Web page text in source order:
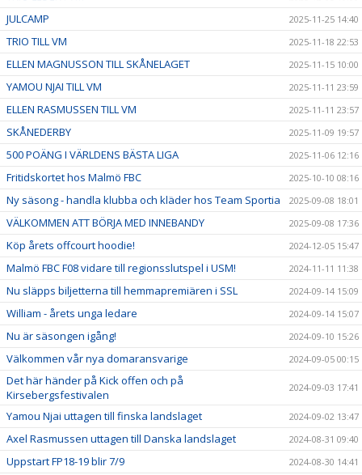
JULCAMP 2025-11-25 14:40
TRIO TILL VM 2025-11-18 22:53
ELLEN MAGNUSSON TILL SKÅNELAGET 2025-11-15 10:00
YAMOU NJAI TILL VM 2025-11-11 23:59
ELLEN RASMUSSEN TILL VM 2025-11-11 23:57
SKÅNEDERBY 2025-11-09 19:57
500 POÄNG I VÄRLDENS BÄSTA LIGA 2025-11-06 12:16
Fritidskortet hos Malmö FBC 2025-10-10 08:16
Ny säsong - handla klubba och kläder hos Team Sportia 2025-09-08 18:01
VÄLKOMMEN ATT BÖRJA MED INNEBANDY 2025-09-08 17:36
Köp årets offcourt hoodie! 2024-12-05 15:47
Malmö FBC F08 vidare till regionsslutspel i USM! 2024-11-11 11:38
Nu släpps biljetterna till hemmapremiären i SSL 2024-09-14 15:09
William - årets unga ledare 2024-09-14 15:07
Nu är säsongen igång! 2024-09-10 15:26
Välkommen vår nya domaransvarige 2024-09-05 00:15
Det här händer på Kick offen och på
Kirsebergsfestivalen
2024-09-03 17:41
Yamou Njai uttagen till finska landslaget 2024-09-02 13:47
Axel Rasmussen uttagen till Danska landslaget 2024-08-31 09:40
Uppstart FP18-19 blir 7/9 2024-08-30 14:41